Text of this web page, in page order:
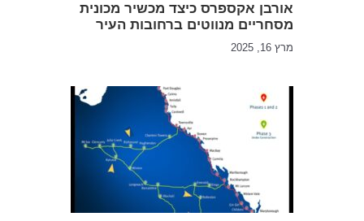
אורבן אקספרס כיצד מכשיר מכונית
מסחריים מנווטים ברחובות העיר
מרץ 16, 2025